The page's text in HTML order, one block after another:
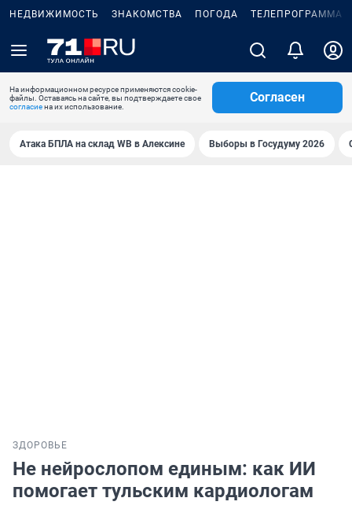
НЕДВИЖИМОСТЬ ЗНАКОМСТВА ПОГОДА ТЕЛЕПРОГРАММА
На информационном ресурсе применяются cookie-
файлы. Оставаясь на сайте, вы подтверждаете свое
согласиена их использование.
Согласен
Атака БПЛА на склад WB в Алексине Выборы в Госудуму 2026
ЗДОРОВЬЕ
Не нейрослопом единым: как ИИ
помогает тульским кардиологам